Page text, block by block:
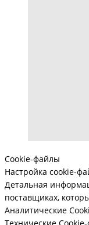
Cookie-файлы
Настройка cookie-
Детальная
поставщиках,
Аналитические